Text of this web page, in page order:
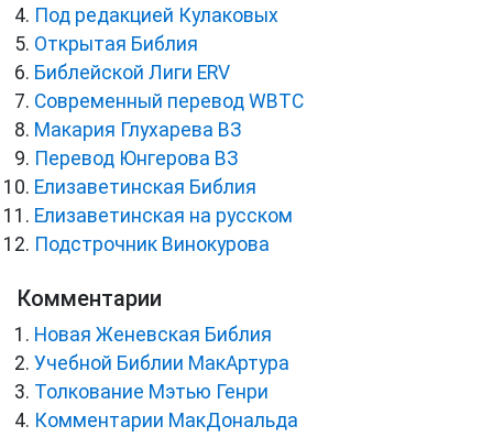
Под редакцией Кулаковых
Открытая Библия
Библейской Лиги ERV
Cовременный перевод WBTC
Макария Глухарева ВЗ
Перевод Юнгерова ВЗ
Елизаветинская Библия
Елизаветинская на русском
Подстрочник Винокурова
Комментарии
Новая Женевская Библия
Учебной Библии МакАртура
Толкование Мэтью Генри
Комментарии МакДональда